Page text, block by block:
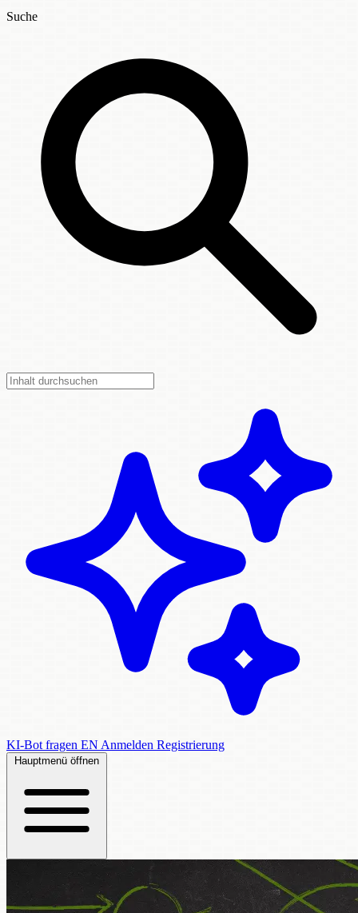
Suche
KI-Bot fragen EN Anmelden Registrierung
Hauptmenü öffnen